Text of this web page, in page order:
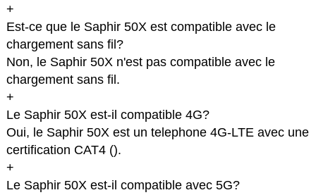
+
Est-ce que le Saphir 50X est compatible avec le
chargement sans fil?
Non, le Saphir 50X n'est pas compatible avec le
chargement sans fil.
+
Le Saphir 50X est-il compatible 4G?
Oui, le Saphir 50X est un telephone 4G-LTE avec une
certification CAT4 ().
+
Le Saphir 50X est-il compatible avec 5G?